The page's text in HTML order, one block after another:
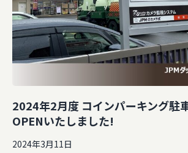
2024年2月度 コインパーキング駐
OPENいたしました!
2024年3月11日